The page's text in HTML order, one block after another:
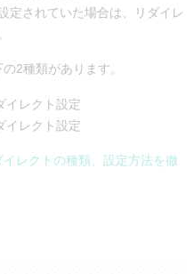
定されていた場合は、リダイレ
2種類があります。
イレクト設定
イレクト設定
レクトの種類、設定方法を徹